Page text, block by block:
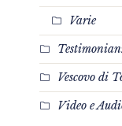
Varie
Vescovo di
Video e